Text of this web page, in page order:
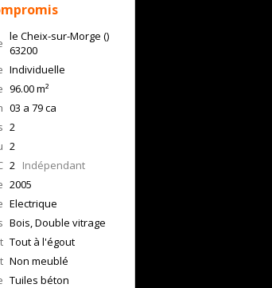
le Cheix-sur-Morge ()
63200
Individuelle
96.00m²
03 a 79 ca
2
2
2 Indépendant
2005
Electrique
Bois, Double vitrage
Tout à l'égout
Non meublé
Tuiles béton